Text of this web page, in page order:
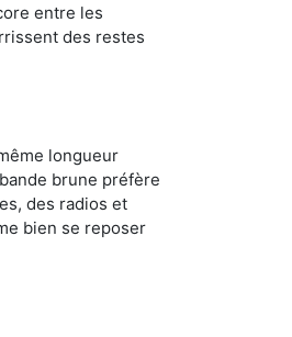
entre les
des restes
longueur
brune préfère
des radios et
bien se reposer